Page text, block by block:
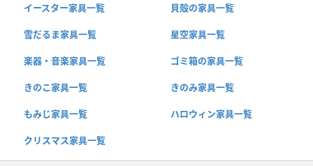
イースター家具一覧 貝殻の家具一覧
雪だるま家具一覧 星空家具一覧
楽器・音楽家具一覧 ゴミ箱の家具一覧
きのこ家具一覧 きのみ家具一覧
もみじ家具一覧 ハロウィン家具一覧
クリスマス家具一覧